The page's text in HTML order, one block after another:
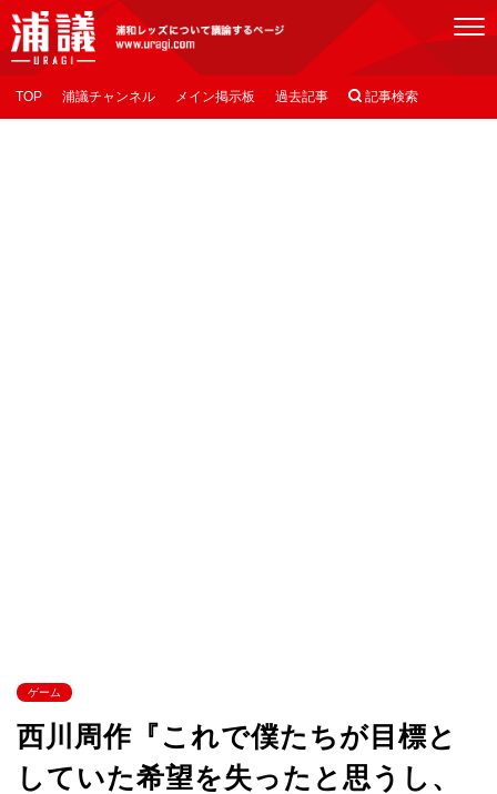
[浦議]浦和レッズについて議論するページ
TOP 浦議チャンネル メイン掲示板 過去記事  記事検索
ゲーム
西川周作『これで僕たちが目標と
していた希望を失ったと思うし、